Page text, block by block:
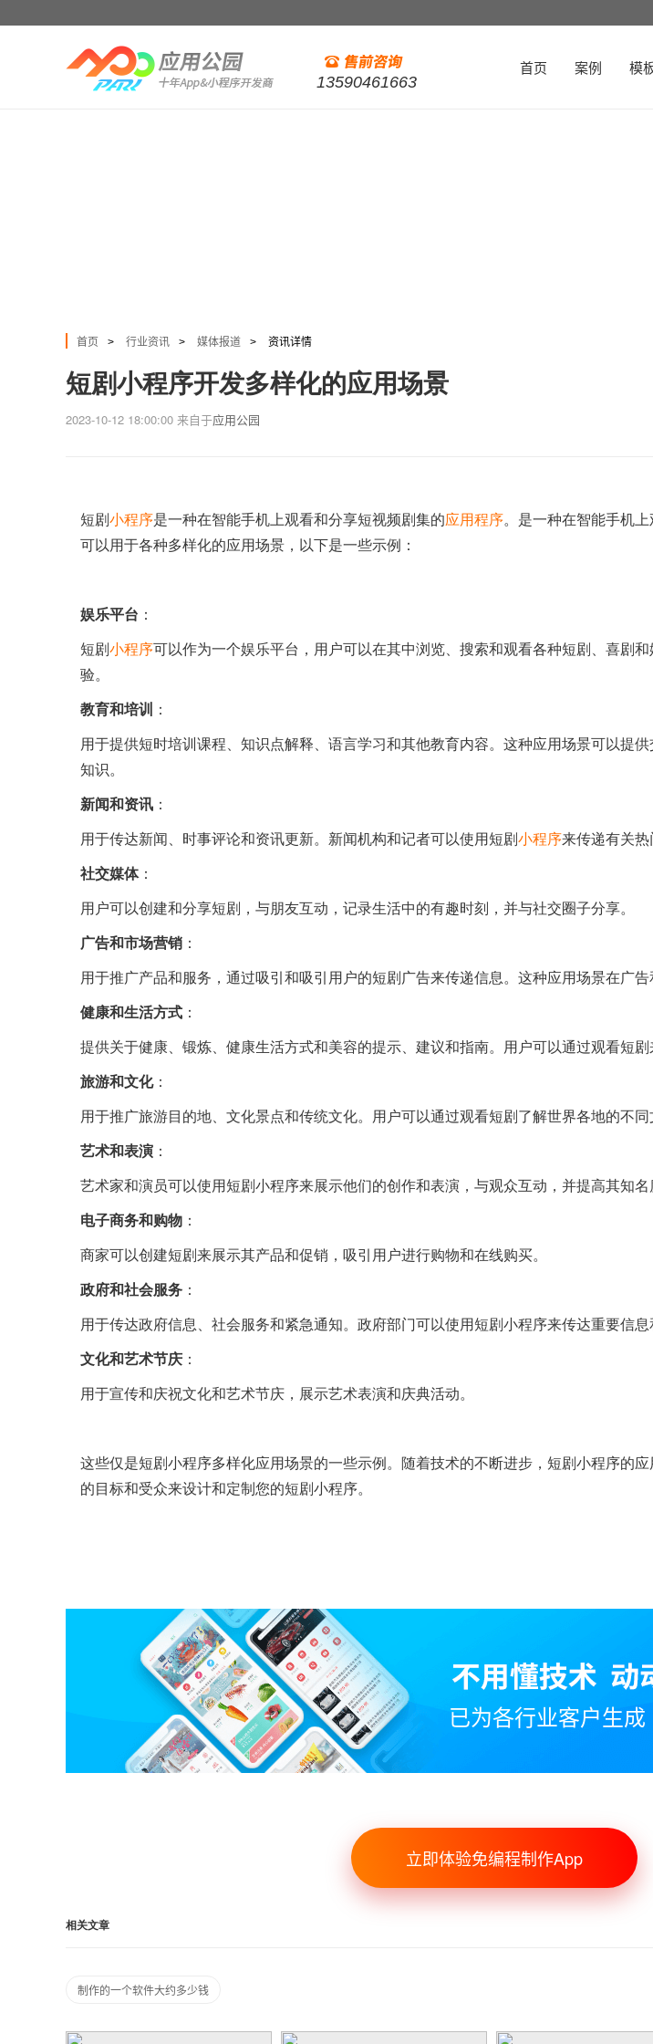
13590461663
首页 案例 模
首页 > 行业资讯 > 媒体报道 > 资讯详情
短剧小程序开发多样化的应用场景
2023-10-12 18:00:00 来自于应用公园
短剧小程序是一种在智能手机上观看和分享短视频剧集的应用程序。 是一种在智能手机
可以用于各种多样化的应用场景，以下是一些示例：
娱乐平台 ：
短剧小程序可以作为一个娱乐平台，用户可以在其中浏览、搜索和观看各种短剧、喜剧
验。
教育和培训 ：
用于提供短时培训课程、知识点解释、语言学习和其他教育内容。这种应用场景可以提
知识。
新闻和资讯 ：
用于传达新闻、时事评论和资讯更新。新闻机构和记者可以使用短剧小程序来传递有关热
社交媒体：
用户可以创建和分享短剧，与朋友互动，记录生活中的有趣时刻，并与社交圈子分享。
广告和市场营销 ：
用于推广产品和服务，通过吸引和吸引用户的短剧广告来传递信息。这种应用场景在广告
健康和生活方式 ：
提供关于健康、锻炼、健康生活方式和美容的提示、建议和指南。用户可以通过观看短剧
旅游和文化：
用于推广旅游目的地、文化景点和传统文化。用户可以通过观看短剧了解世界各地的不同
艺术和表演 ：
艺术家和演员可以使用短剧小程序来展示他们的创作和表演，与观众互动，并提高其知名
电子商务和购物 ：
商家可以创建短剧来展示其产品和促销，吸引用户进行购物和在线购买。
政府和社会服务 ：
用于传达政府信息、社会服务和紧急通知。政府部门可以使用短剧小程序来传达重要信息
文化和艺术节庆 ：
用于宣传和庆祝文化和艺术节庆，展示艺术表演和庆典活动。
这些仅是短剧小程序多样化应用场景的一些示例。随着技术的不断进步，短剧小程序的
的目标和受众来设计和定制您的短剧小程序。
已为各行业客户生成
立即体验免编程制作App
相关文章
制作的一个软件大约多少钱